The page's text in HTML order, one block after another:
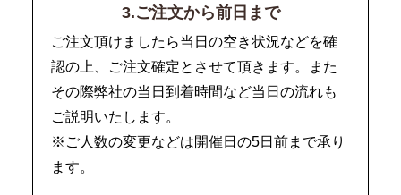
3.ご注文から前日まで
ご注文頂けましたら当日の空き状況などを確
認の上、ご注文確定とさせて頂きます。また
その際弊社の当日到着時間など当日の流れも
ご説明いたします。
※ご人数の変更などは開催日の5日前まで承り
ます。